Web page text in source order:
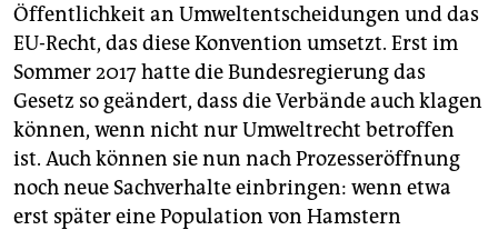
Öffentlichkeit an Umweltentscheidungen und das
EU-Recht, das diese Konvention umsetzt. Erst im
Sommer 2017 hatte die Bundesregierung das
Gesetz so geändert, dass die Verbände auch klagen
können, wenn nicht nur Umweltrecht betroffen
ist. Auch können sie nun nach Prozesseröffnung
noch neue Sachverhalte einbringen: wenn etwa
erst später eine Population von Hamstern